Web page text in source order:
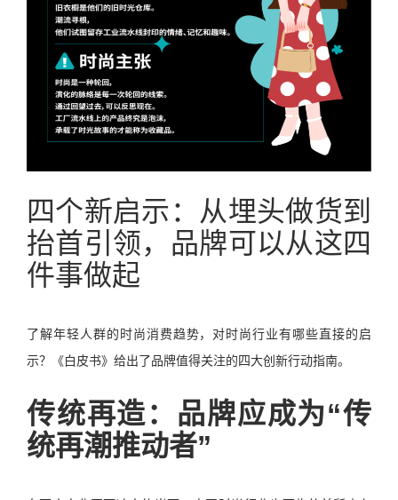
四个新启示：从埋头做货到
抬首引领，品牌可以从这四
件事做起
了解年轻人群的时尚消费趋势，对时尚行业有哪些直接的启
示？《白皮书》给出了品牌值得关注的四大创新行动指南。
传统再造：品牌应成为“传
统再潮推动者”